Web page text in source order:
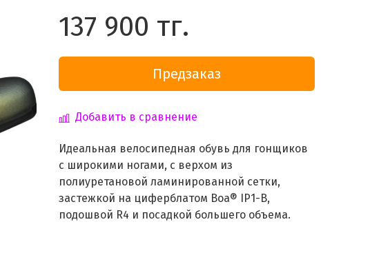
137 900 тг.
Предзаказ
Добавить в сравнение
Идеальная велосипедная обувь для гонщиков
с широкими ногами, с верхом из
полиуретановой ламинированной сетки,
застежкой на циферблатом Boa® IP1-B,
подошвой R4 и посадкой большего объема.